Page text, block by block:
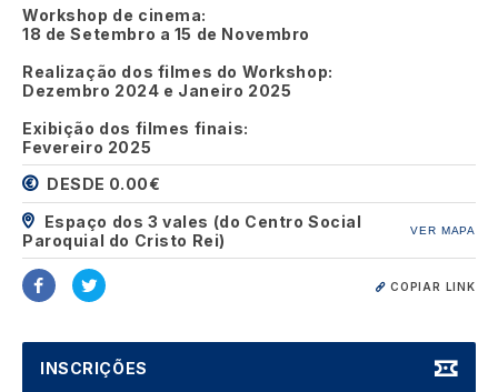
Workshop de cinema:
18 de Setembro a 15 de Novembro
Realização dos filmes do Workshop:
Dezembro 2024 e Janeiro 2025
Exibição dos filmes finais:
Fevereiro 2025
DESDE 0.00€
Espaço dos 3 vales (do Centro Social
Paroquial do Cristo Rei)
VER MAPA
COPIAR LINK
INSCRIÇÕES